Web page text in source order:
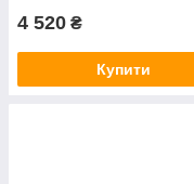
4 520 ₴
Купити